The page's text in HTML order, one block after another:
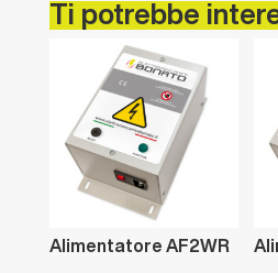
Ti potrebbe
Alimentatore AF2WR